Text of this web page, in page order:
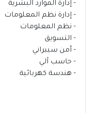
- إدارة الموارد البشرية
- إدارة نظم المعلومات
- نظم المعلومات
- التسويق
- أمن سيبراني
- حاسب آلي
- هندسة كهربائية